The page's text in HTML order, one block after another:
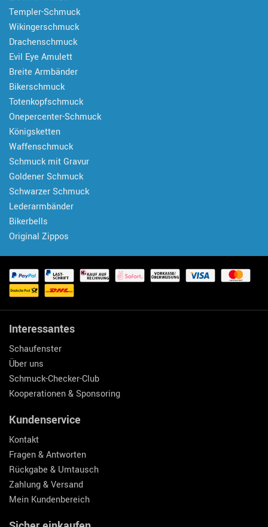
Templer-Schmuck
Wikingerschmuck
Drachenschmuck
Evil Eye Amulett
Breite Armbänder
Bikerschmuck
Totenkopfschmuck
Onepercenter-Schmuck
Königsketten
Waffenschmuck
Schmuck mit Gravur
Goldener Schmuck
Schwarzer Schmuck
Lederarmbänder
Bikerbells
Original Zippos
Interessantes
Schaufenster
Über uns
Schmuck-Checker-Club
Kooperationen & Sponsoring
Kundenservice
Kontakt
Fragen & Antworten
Rückgabe & Umtausch
Zahlung & Versand
Mein Kundenbereich